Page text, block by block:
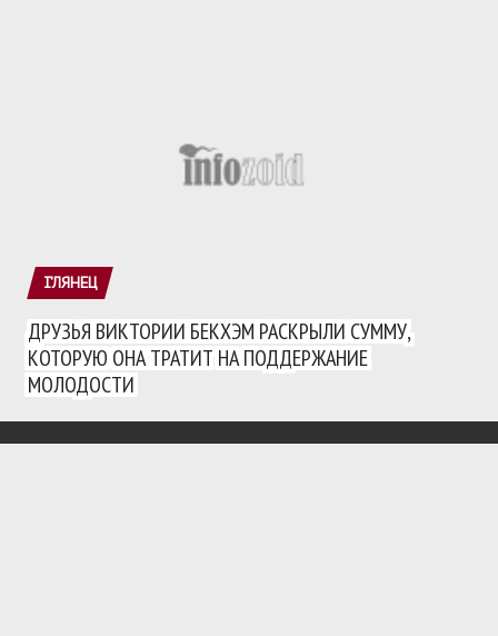
ГЛЯНЕЦ
ДРУЗЬЯ ВИКТОРИИ БЕКХЭМ РАСКРЫЛИ СУММУ,
КОТОРУЮ ОНА ТРАТИТ НА ПОДДЕРЖАНИЕ
МОЛОДОСТИ